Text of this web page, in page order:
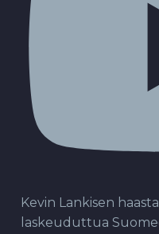
Kevin Lankisen
laskeuduttua